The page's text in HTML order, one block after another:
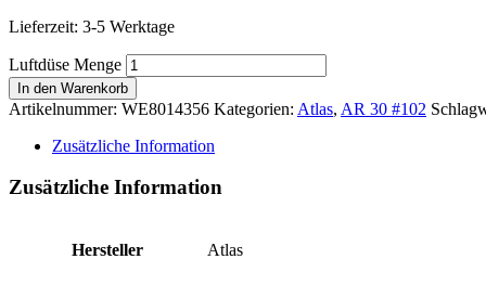
Lieferzeit: 3-5 Werktage
Luftdüse Menge
In den Warenkorb
Artikelnummer: WE8014356 Kategorien: Atlas, AR 30 #102
Zusätzliche Information
Zusätzliche Information
Hersteller Atlas